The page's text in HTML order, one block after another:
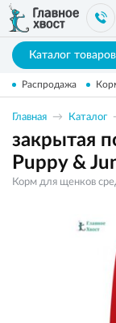
Каталог товаров
Распродажа
Главная Каталог
закрытая
Puppy &
Корм для щенков